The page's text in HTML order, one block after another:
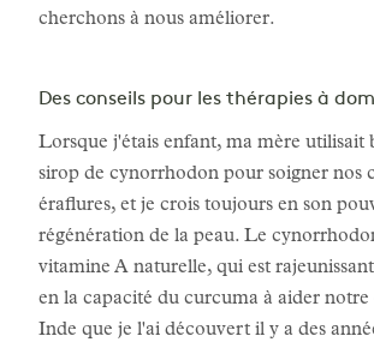
cherchons à nous améliorer.
Des conseils pour les thérapies à
Lorsque j'étais enfant, ma mère utilisait
sirop de cynorrhodon pour soigner nos
éraflures, et je crois toujours en son
régénération de la peau. Le
vitamine A naturelle, qui est
en la capacité du curcuma à aider notre
Inde que je l'ai découvert il y a des